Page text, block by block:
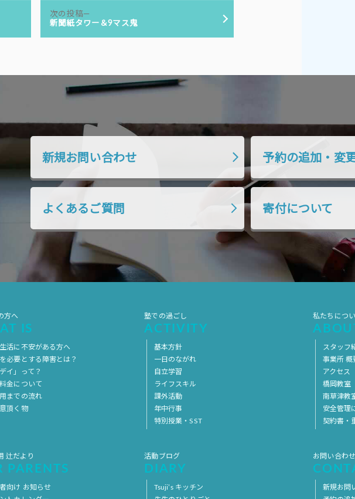
次の投稿
次
の
新聞紙タワー＆9マス鬼
2020年7
2020年3
2020年1
2019年
2019年9
2019年7
2019年5
2018年
2018年9
2018年7
2018年5
2018年3
2017年
2017年9
2017年7
新規お問い合わせ 予約の追加・変
よくあるご質問 寄付について
方へ
IS
活に不安がある方へ
必要とする障害とは？
デイ」って？
金について
までの流れ
頂く物
塾での過ごし
ACTIVITY
基本方針
一日のながれ
自立学習
ライフスキル
課外活動
年中行事
特別授業・SST
私たちにつ
スタッフ
事業所 概
アクセス
橋岡教室
南草津教
安全管理
契約書・
辻だより
PARENTS
向け お知らせ
活動ブログ
DIARY
Tsuji’s キッチン
お問い合わせ
新規お問